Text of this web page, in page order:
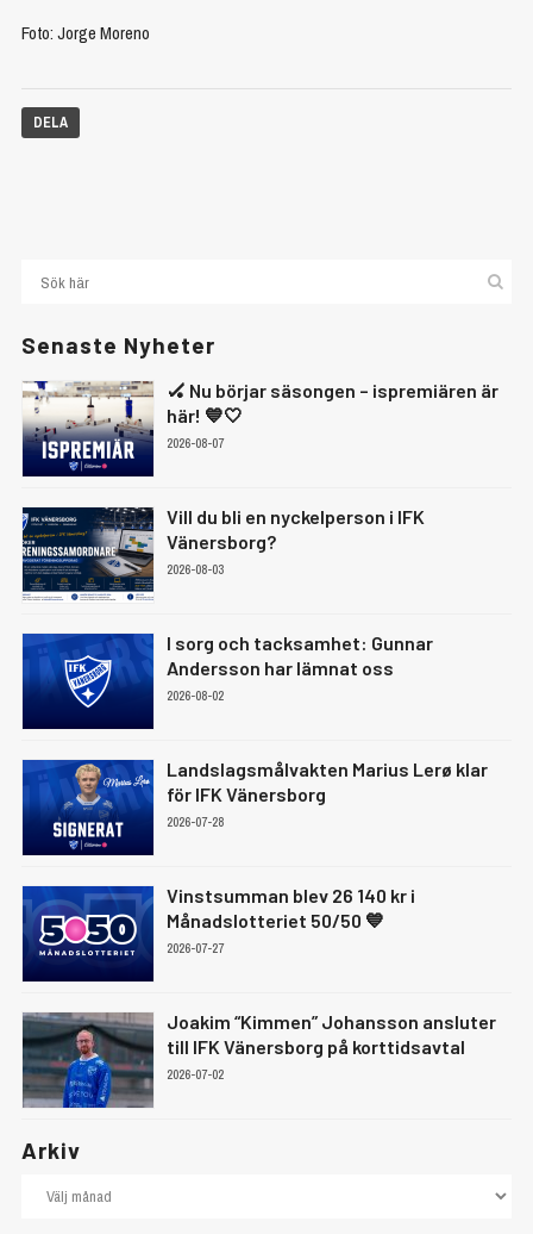
Foto: Jorge Moreno
DELA
Senaste Nyheter
🏑 Nu börjar säsongen – ispremiären är
här! 💙🤍
2026-08-07
Vill du bli en nyckelperson i IFK
Vänersborg?
2026-08-03
I sorg och tacksamhet: Gunnar
Andersson har lämnat oss
2026-08-02
Landslagsmålvakten Marius Lerø klar
för IFK Vänersborg
2026-07-28
Vinstsumman blev 26 140 kr i
Månadslotteriet 50/50 💙
2026-07-27
Joakim “Kimmen” Johansson ansluter
till IFK Vänersborg på korttidsavtal
2026-07-02
Arkiv